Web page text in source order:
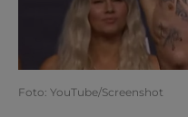
Foto: YouTube/Screenshot